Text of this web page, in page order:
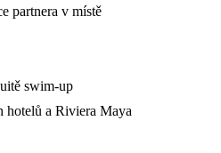
partnera v místě
swim-up
hotelů a Riviera Maya